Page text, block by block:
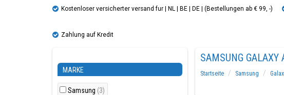
Kostenloser versicherter versand fur | NL | BE | DE | (Bestellungen ab € 99, ​​-)
Zahlung auf Kredit
MARKE
Samsung (3)
SAMSUNG GALAXY
Startseite Samsung